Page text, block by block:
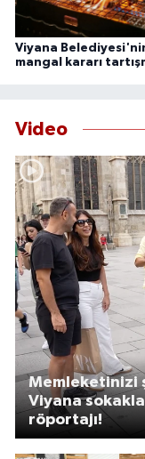
Viyana
mangal kararı
Video
Memleketinizi
Viyana
röportajı!